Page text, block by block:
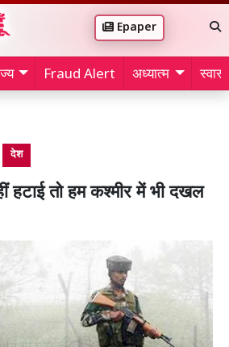
Epaper
Fraud Alert अध्यात्म
देश
हटाई तो हम कश्मीर में भी दखल